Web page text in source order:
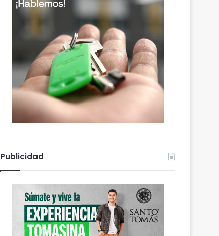
Actualidad
Publicidad